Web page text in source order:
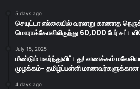
5 days ago
செயுட்டா எல்லையில் வரலாறு காணாத
மொராக்கோவிலிருந்து 60,000 பேர்
July 15, 2025
மீண்டும் மலர்ந்துவிட்டது! வணக்கம்
முழக்கம்- தமிழ்ப்பள்ளி மாணவர்களுக்கான
4 days ago